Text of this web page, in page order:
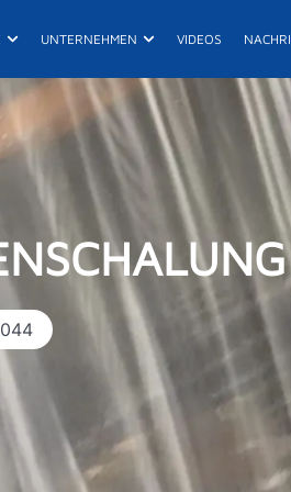
Öffne Projekte
UNTERNEHMEN ÖffneVIDEOS